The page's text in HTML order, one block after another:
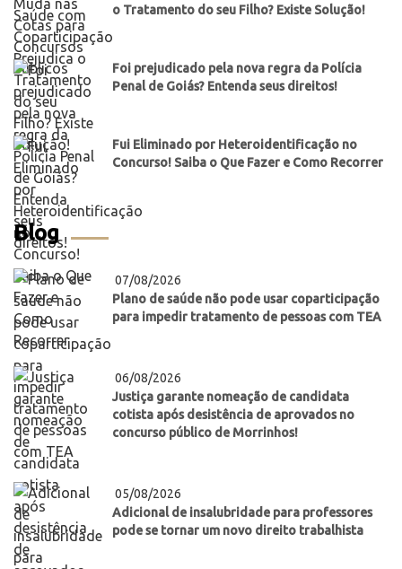
o Tratamento do seu Filho? Existe Solução!
Foi prejudicado pela nova regra da Polícia
Penal de Goiás? Entenda seus direitos!
Fui Eliminado por Heteroidentificação no
Concurso! Saiba o Que Fazer e Como Recorrer
Blog
07/08/2026
Plano de saúde não pode usar coparticipação
para impedir tratamento de pessoas com TEA
06/08/2026
Justiça garante nomeação de candidata
cotista após desistência de aprovados no
concurso público de Morrinhos!
05/08/2026
Adicional de insalubridade para professores
pode se tornar um novo direito trabalhista